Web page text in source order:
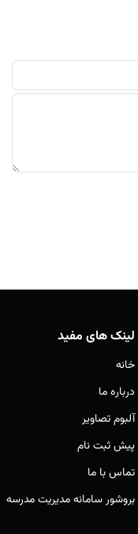
لینک های مفید
خانه
درباره ما
آلبوم تصاویر
پیش ثبت نام
تماس با ما
بروشور سامانه مدیریت مدرسه